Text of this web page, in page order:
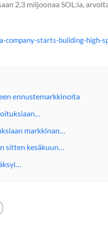
2,3 miljoonaa SOL:ia,
starts-building-high-
ennustemarkkinoita
markkinan…
sitten kesäkuun…